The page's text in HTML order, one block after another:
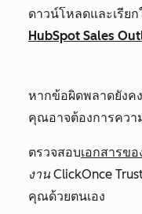
ดาวน์โหลดและเรียก
HubSpot Sales
หากข้อผิดพลาดยังค
คุณอาจต้องการคว
ตรวจสอบเอกสารข
งาน ClickOnce
คุณด้วยตนเอง